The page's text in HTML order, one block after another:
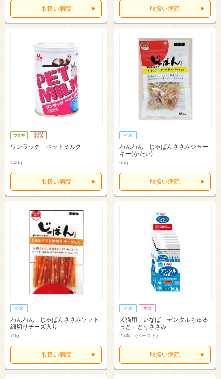
取扱い病院 取扱い病院
ワンラック ペットミルク
140g
取扱い病院
わんわん じゃぱんささみジャー
キー(かたい)
65g
取扱い病院
わんわん じゃぱんささみソフト
細切りチーズ入り
70g
取扱い病院
犬猫用 いなば デンタルちゅる
っと とりささみ
25本 (ペースト)
取扱い病院